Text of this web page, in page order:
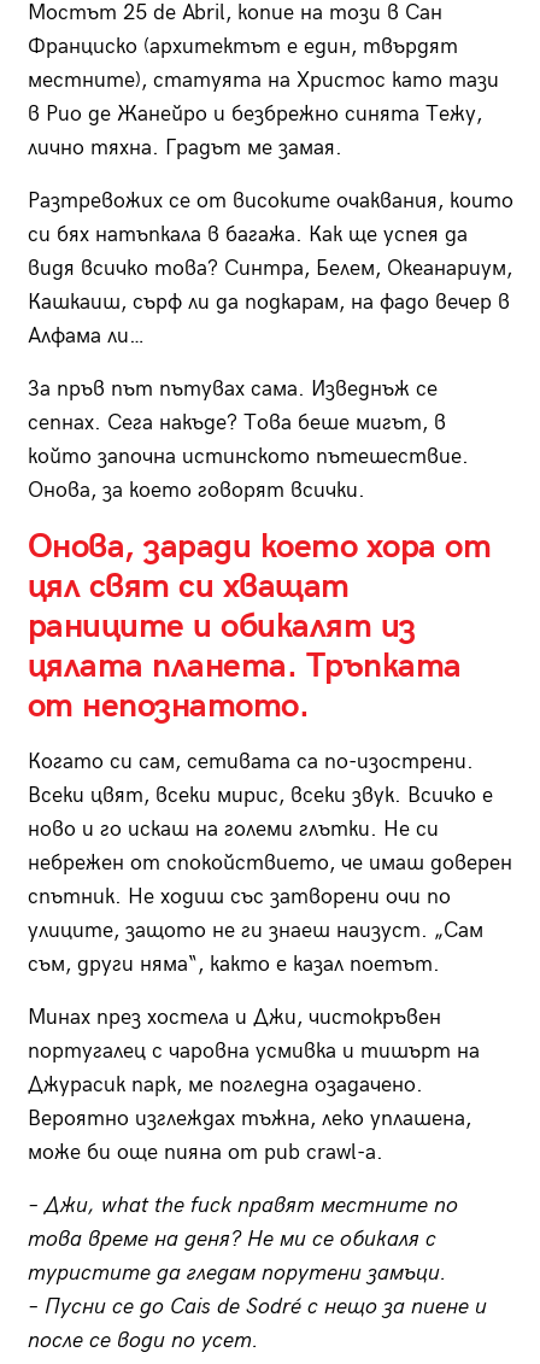
Мостът 25 de Abril, копие на този в Сан
Франциско (архитектът е един, твърдят
местните), статуята на Христос като тази
в Рио де Жанейро и безбрежно синята Тежу,
лично тяхна. Градът ме замая.
Разтревожих се от високите очаквания, които
си бях натъпкала в багажа. Как ще успея да
видя всичко това? Синтра, Белем, Океанариум,
Кашкаиш, сърф ли да подкарам, на фадо вечер в
Алфама ли…
За пръв път пътувах сама. Изведнъж се
сепнах. Сега накъде? Това беше мигът, в
който започна истинското пътешествие.
Онова, за което говорят всички.
Онова, заради което хора от
цял свят си хващат
раниците и обикалят из
цялата планета. Тръпката
от непознатото.
Когато си сам, сетивата са по-изострени.
Всеки цвят, всеки мирис, всеки звук. Всичко е
ново и го искаш на големи глътки. Не си
небрежен от спокойствието, че имаш доверен
спътник. Не ходиш със затворени очи по
улиците, защото не ги знаеш наизуст. „Сам
съм, други няма“, както е казал поетът.
Минах през хостела и Джи, чистокръвен
португалец с чаровна усмивка и тишърт на
Джурасик парк, ме погледна озадачено.
Вероятно изглеждах тъжна, леко уплашена,
може би още пияна от pub crawl-a.
– Джи, what the fuck правят местните по
това време на деня? Не ми се обикаля с
туристите да гледам порутени замъци.
– Пусни се до Cais de Sodré с нещо за пиене и
после се води по усет.